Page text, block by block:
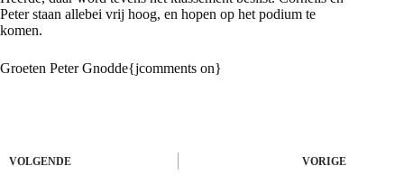
Peter staan allebei vrij hoog, en hopen op het podium te
komen.
Groeten Peter Gnodde{jcomments on}
VORIGE
VOLGENDE